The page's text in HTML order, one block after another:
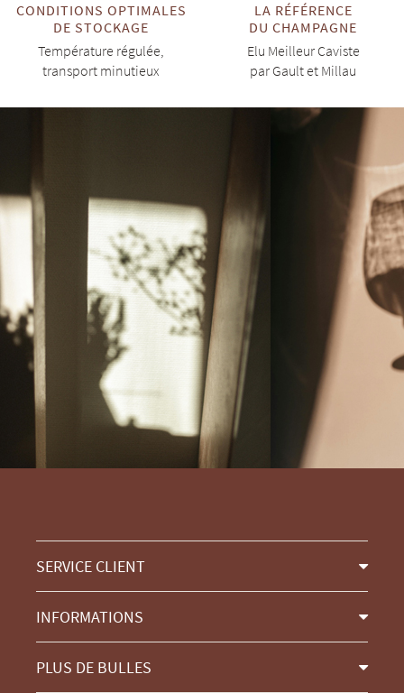
CONDITIONS OPTIMALES
DE STOCKAGE
Température régulée,
transport minutieux
LA RÉFÉRENCE
DU CHAMPAGNE
Elu Meilleur Caviste
par Gault et Millau
SERVICE CLIENT
INFORMATIONS
PLUS DE BULLES